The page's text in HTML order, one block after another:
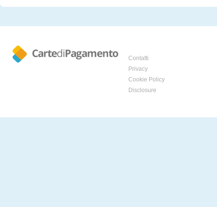
Contatti
Privacy
Cookie Policy
Disclosure